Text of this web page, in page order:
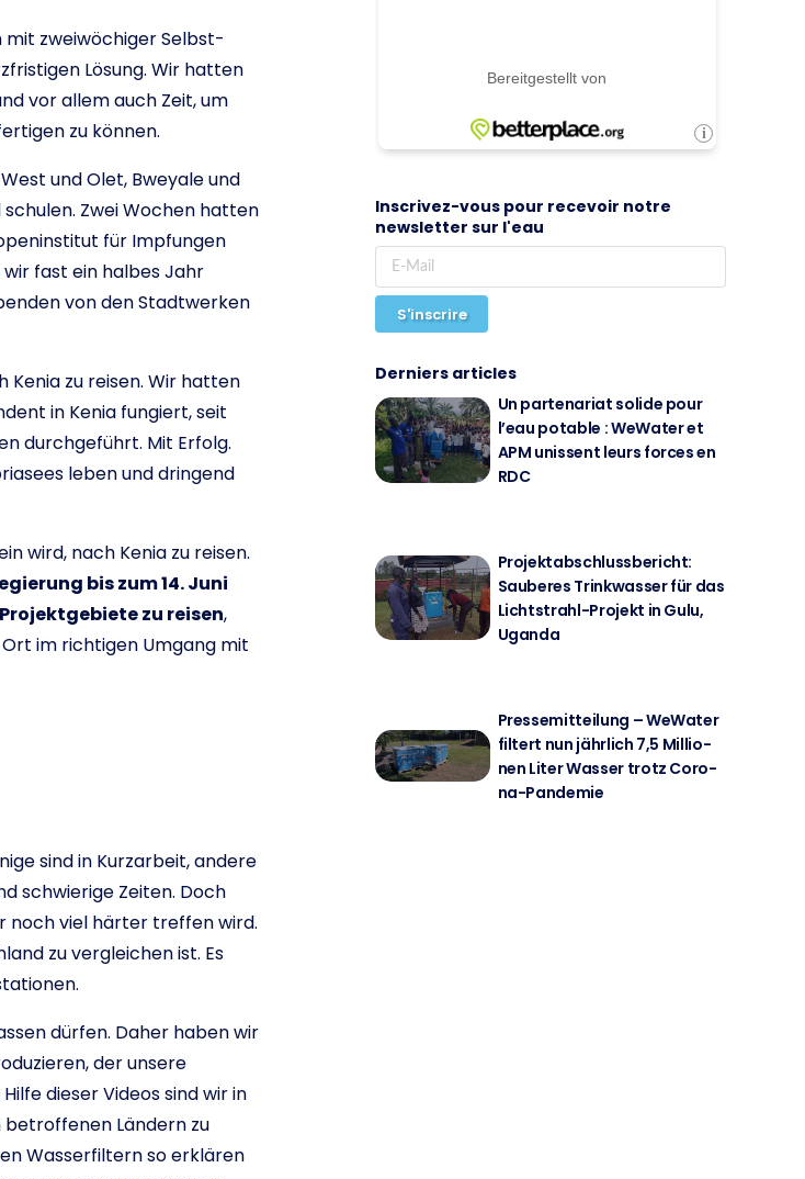
mit zweiwöchiger Selbst-
Lösung. Wir hatten
vor allem auch Zeit, um
zu können.
und Olet, Bweyale und
Zwei Wochen hatten
für Impfungen
fast ein halbes Jahr
von den Stadtwerken
Kenia zu reisen. Wir hatten
in Kenia fungiert, seit
durchgeführt. Mit Erfolg.
leben und dringend
wird, nach Kenia zu reisen.
bis zum 14. Juni
zu reisen,
im richtigen Umgang mit
sind in Kurzarbeit, andere
schwierige Zeiten. Doch
noch viel härter treffen wird.
zu vergleichen ist. Es
dürfen. Daher haben wir
der unsere
dieser Videos sind wir in
Ländern zu
Wasserfiltern so erklären
Inscrivez-vous pour recevoir notre
newsletter sur l'eau
S'inscrire
Derniers articles
Un par­ten­ari­at so­li­de pour
l’eau pota­ble : We­Wa­ter et
APM unis­sent leurs forces en
RDC
Pro­jekt­ab­schluss­be­richt:
Sau­be­res Trink­was­ser für das
Licht­strahl-Pro­jekt in Gulu,
Ugan­da
Pres­se­mit­tei­lung – We­Wa­ter
fil­tert nun jähr­lich 7,5 Mil­lio­
nen Li­ter Was­ser trotz Co­ro­
na-Pan­de­mie